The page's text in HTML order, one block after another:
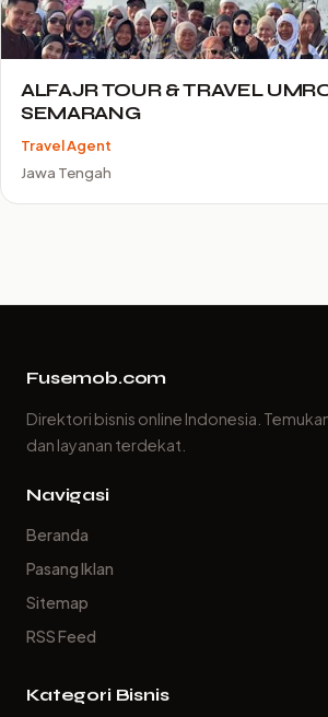
ALFAJR TOUR & TRAVEL
SEMARANG
Travel Agent
Jawa Tengah
Fusemob.com
Direktori bisnis online Indonesia.
dan layanan terdekat.
Navigasi
Beranda
Pasang Iklan
Sitemap
RSS Feed
Kategori Bisnis